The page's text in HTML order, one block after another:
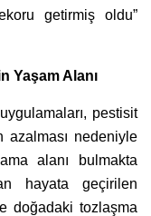
getirmiş oldu”
Yaşam Alanı
pestisit
azalması nedeniyle
alanı bulmakta
hayata geçirilen
doğadaki tozlaşma